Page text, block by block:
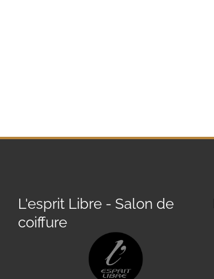
L'esprit Libre - Salon de
coiffure